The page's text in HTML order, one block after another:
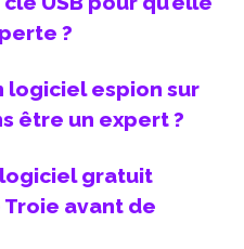
?
logiciel espion sur
être un expert ?
logiciel gratuit
avant de